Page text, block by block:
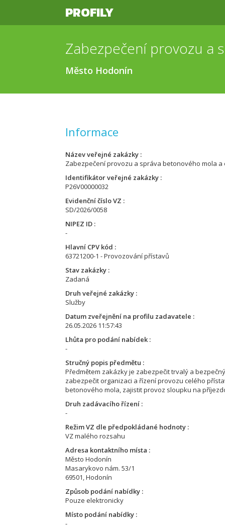
PROFILY
Město Hodonín
Informace
Název veřejné zakázky
Zabezpečení provozu a správa betonového mola
Identifikátor veřejné zakázky
P26V00000032
Evidenční číslo VZ
SD/2026/0058
NIPEZ ID
-
Hlavní CPV kód
63721200-1 - Provozování přístavů
Stav zakázky
Zadaná
Druh veřejné zakázky
Služby
Datum zveřejnění na profilu zadavatele
26.05.2026 11:57:43
Lhůta pro podání nabídek
-
Stručný popis předmětu
Předmětem zakázky je zabezpečit trvalý a
zabezpečit organizaci a řízení provozu celého
betonového mola, zajistit provoz sloupku na
Druh zadávacího řízení
-
Režim VZ dle předpokládané hodnoty
VZ malého rozsahu
Adresa kontaktního místa
Město Hodonín
Masarykovo nám. 53/1
69501, Hodonín
Způsob podání nabídky
Pouze elektronicky
Místo podání nabídky
-